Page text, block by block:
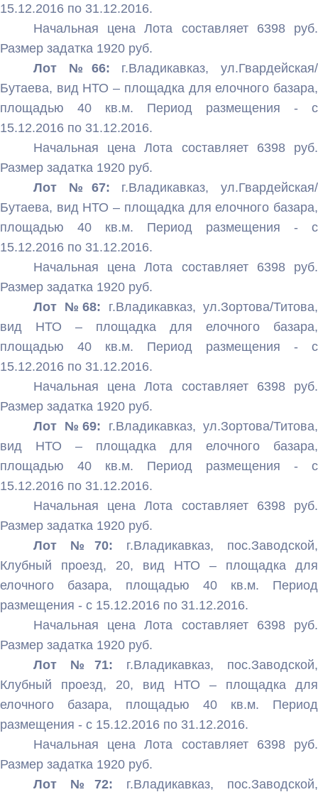
15.12.2016 по 31.12.2016.
Начальная цена Лота составляет 6398 руб.
Размер задатка 1920 руб.
Лот №66: г.Владикавказ, ул.Гвардейская/
Бутаева, вид НТО – площадка для елочного базара,
площадью 40 кв.м. Период размещения - с
15.12.2016 по 31.12.2016.
Начальная цена Лота составляет 6398 руб.
Размер задатка 1920 руб.
Лот №67: г.Владикавказ, ул.Гвардейская/
Бутаева, вид НТО – площадка для елочного базара,
площадью 40 кв.м. Период размещения - с
15.12.2016 по 31.12.2016.
Начальная цена Лота составляет 6398 руб.
Размер задатка 1920 руб.
Лот №68: г.Владикавказ, ул.Зортова/Титова,
вид НТО – площадка для елочного базара,
площадью 40 кв.м. Период размещения - с
15.12.2016 по 31.12.2016.
Начальная цена Лота составляет 6398 руб.
Размер задатка 1920 руб.
Лот №69: г.Владикавказ, ул.Зортова/Титова,
вид НТО – площадка для елочного базара,
площадью 40 кв.м. Период размещения - с
15.12.2016 по 31.12.2016.
Начальная цена Лота составляет 6398 руб.
Размер задатка 1920 руб.
Лот №70: г.Владикавказ, пос.Заводской,
Клубный проезд, 20, вид НТО – площадка для
елочного базара, площадью 40 кв.м. Период
размещения - с 15.12.2016 по 31.12.2016.
Начальная цена Лота составляет 6398 руб.
Размер задатка 1920 руб.
Лот №71: г.Владикавказ, пос.Заводской,
Клубный проезд, 20, вид НТО – площадка для
елочного базара, площадью 40 кв.м. Период
размещения - с 15.12.2016 по 31.12.2016.
Начальная цена Лота составляет 6398 руб.
Размер задатка 1920 руб.
Лот №72: г.Владикавказ, пос.Заводской,